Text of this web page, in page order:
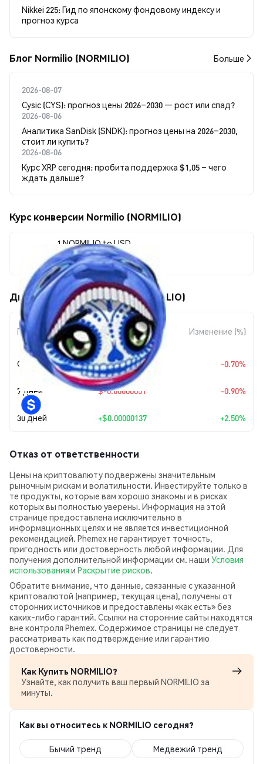
Nikkei 225: Гид по японскому фондовому индексу и
прогноз курса
Блог Normilio (NORMILIO) Больше
2026-08-07
Cysic (CYS): прогноз цены 2026–2030 — рост или спад?
2026-08-06
Аналитика SanDisk (SNDK): прогноз цены на 2026–2030,
стоит ли купить?
2026-08-06
Курс XRP сегодня: пробита поддержка $1,05 – чего
ждать дальше?
Курс конверсии Normilio (NORMILIO)
1 NORMILIO to USD
$0.00005604
Движения цены Normilio (NORMILIO)
Период
Изменение
суммы
Изменение (%)
Сегодня $-0.0000004 -0.70%
7 дней $-0.00000051 -0.90%
30 дней +$0.00000137 +2.50%
Отказ от ответственности
Цены на криптовалюту подвержены значительным
рыночным рискам и волатильности. Инвестируйте только в
те продукты, которые вам хорошо знакомы и в рисках
которых вы полностью уверены. Информация на этой
странице предоставлена исключительно в
информационных целях и не является инвестиционной
рекомендацией. Phemex не гарантирует точность,
пригодность или достоверность любой информации. Для
получения дополнительной информации см. наши Условия
использования и Раскрытие рисков.
Обратите внимание, что данные, связанные с указанной
криптовалютой (например, текущая цена), получены от
сторонних источников и предоставлены «как есть» без
каких‑либо гарантий. Ссылки на сторонние сайты находятся
вне контроля Phemex. Содержимое страницы не следует
рассматривать как подтверждение или гарантию
достоверности.
Как Купить NORMILIO?
Узнайте, как получить ваш первый NORMILIO за
минуты.
Как вы относитесь к NORMILIO сегодня?
Бычий тренд Медвежий тренд